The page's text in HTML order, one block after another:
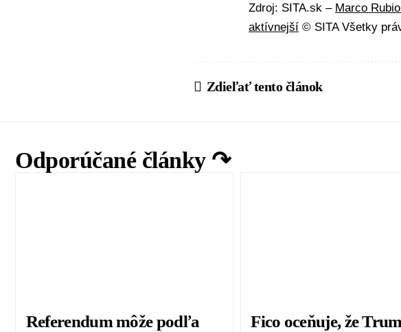
Zdroj: SITA.sk – Marco
aktívnejší © SITA Všetky
Zdieľať tento článok
Odporúčané články ↷
Referendum môže podľa
Fico oceňuje, že